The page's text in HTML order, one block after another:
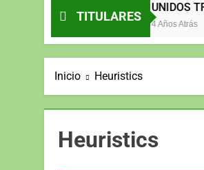
TITULARES
Inicio Heuristics
Heuristics